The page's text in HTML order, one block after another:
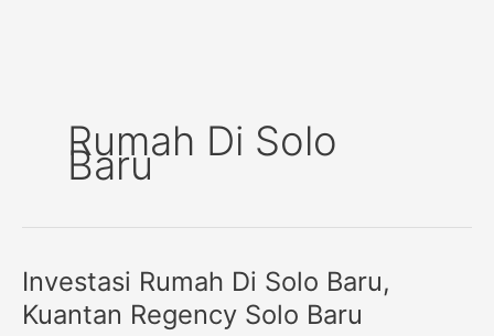
Rumah Di Solo
Baru
Investasi Rumah Di Solo Baru,
Kuantan Regency Solo Baru
Investasi
Rumah
Di